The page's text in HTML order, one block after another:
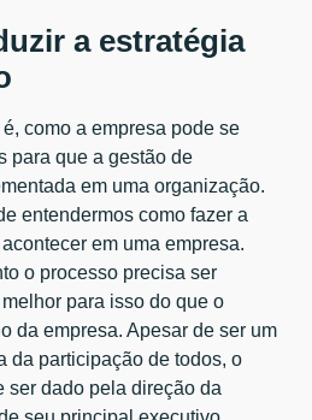
a estratégia
como a empresa pode se
para que a gestão de
em uma organização.
entendermos como fazer a
em uma empresa.
o processo precisa ser
para isso do que o
da empresa. Apesar de ser um
da participação de todos, o
ser dado pela direção da